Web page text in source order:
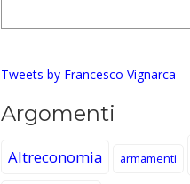
Tweets by Francesco Vignarca
Argomenti
Altreconomia armamenti